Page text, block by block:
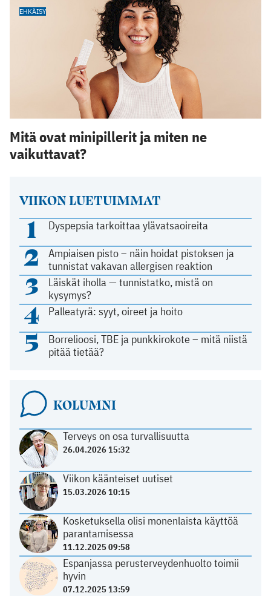
VIIKON LUETUIMMAT
1 Dyspepsia tarkoittaa ylävatsaoireita
2
Ampiaisen pisto – näin hoidat pistoksen ja
tunnistat vakavan allergisen reaktion
3
Läiskät iholla — tunnistatko, mistä on
kysymys?
4 Palleatyrä: syyt, oireet ja hoito
5
Borrelioosi, TBE ja punkkirokote – mitä niistä
pitää tietää?
KOLUMNI
Terveys on osa turvallisuutta
26.04.2026 15:32
Viikon käänteiset uutiset
15.03.2026 10:15
Kosketuksella olisi monenlaista käyttöä
parantamisessa
11.12.2025 09:58
Espanjassa perusterveydenhuolto toimii
hyvin
07.12.2025 13:59
EHKÄISY
Mitä ovat minipillerit ja miten ne
vaikuttavat?